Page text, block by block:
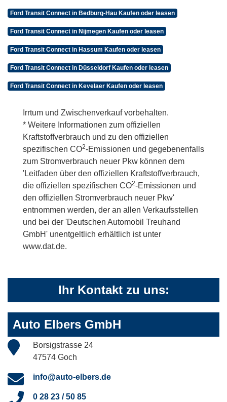
Ford Transit Connect in Bedburg-Hau Kaufen oder leasen
Ford Transit Connect in Nijmegen Kaufen oder leasen
Ford Transit Connect in Hassum Kaufen oder leasen
Ford Transit Connect in Düsseldorf Kaufen oder leasen
Ford Transit Connect in Kevelaer Kaufen oder leasen
Irrtum und Zwischenverkauf vorbehalten.
* Weitere Informationen zum offiziellen
Kraftstoffverbrauch und zu den offiziellen
spezifischen CO2-Emissionen und gegebenenfalls
zum Stromverbrauch neuer Pkw können dem
'Leitfaden über den offiziellen Kraftstoffverbrauch,
die offiziellen spezifischen CO2-Emissionen und
den offiziellen Stromverbrauch neuer Pkw'
entnommen werden, der an allen Verkaufsstellen
und bei der 'Deutschen Automobil Treuhand
GmbH' unentgeltlich erhältlich ist unter
www.dat.de.
Ihr Kontakt zu uns:
Auto Elbers GmbH
Borsigstrasse 24
47574 Goch
info@auto-elbers.de
0 28 23 / 50 85